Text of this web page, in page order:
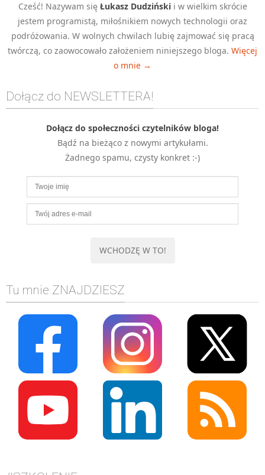
Git
BAZY
SQL
MySQL
SIECI
WYDARZENIA
BIZNES
PO GODZINACH
KONTAKT
Cześć! Nazywam się Łukasz Dudzińskii w wielkim skrócie
jestem programistą, miłośnikiem nowych technologii oraz
podróżowania. W wolnych chwilach lubię zajmować się pracą
twórczą, co zaowocowało założeniem niniejszego bloga. Więcej
o mnie →
Dołącz do NEWSLETTERA!
Dołącz do społeczności czytelników bloga!
Bądź na bieżąco z nowymi artykułami.
Żadnego spamu, czysty konkret :-)
Tu mnie ZNAJDZIESZ